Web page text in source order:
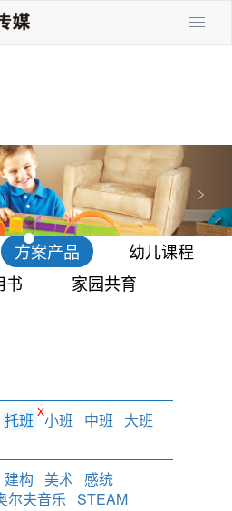
>
x
t
方案产品
幼儿课程
书
家园共育
托班 X小班 中班
大班
建构 美术 感统
尔夫音乐 STEAM